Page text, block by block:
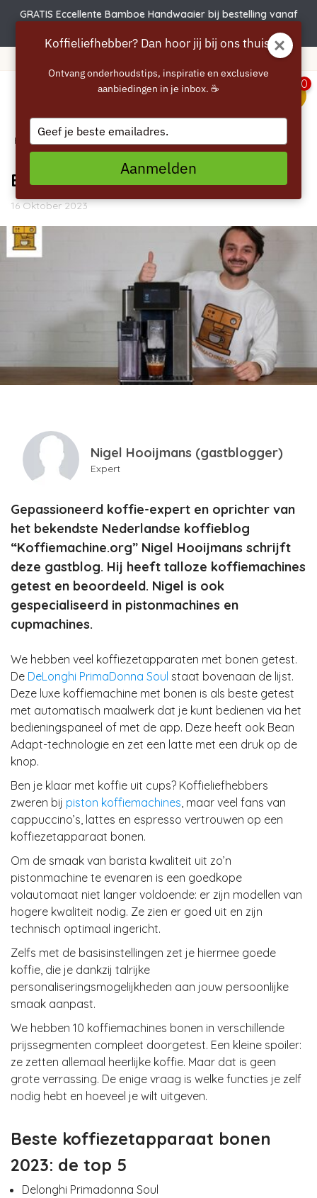
GRATIS Eccellente Bamboe Handwaaier bij bestelling vanaf
0
Home Blogs / Beste koffiezetapparaat bonen
Beste koffiezetapparaat bonen
16 Oktober 2023
Nigel Hooijmans (gastblogger)
Expert
Gepassioneerd koffie-expert en oprichter van
het bekendste Nederlandse koffieblog
“Koffiemachine.org” Nigel Hooijmans schrijft
deze gastblog. Hij heeft talloze koffiemachines
getest en beoordeeld. Nigel is ook
gespecialiseerd in pistonmachines en
cupmachines.
We hebben veel koffiezetapparaten met bonen getest.
De DeLonghi PrimaDonna Soul staat bovenaan de lijst.
Deze luxe koffiemachine met bonen is als beste getest
met automatisch maalwerk dat je kunt bedienen via het
bedieningspaneel of met de app. Deze heeft ook Bean
Adapt-technologie en zet een latte met een druk op de
knop.
Ben je klaar met koffie uit cups? Koffieliefhebbers
zweren bij piston koffiemachines, maar veel fans van
cappuccino’s, lattes en espresso vertrouwen op een
koffiezetapparaat bonen.
Om de smaak van barista kwaliteit uit zo’n
pistonmachine te evenaren is een goedkope
volautomaat niet langer voldoende: er zijn modellen van
hogere kwaliteit nodig. Ze zien er goed uit en zijn
technisch optimaal ingericht.
Zelfs met de basisinstellingen zet je hiermee goede
koffie, die je dankzij talrijke
personaliseringsmogelijkheden aan jouw persoonlijke
smaak aanpast.
We hebben 10 koffiemachines bonen in verschillende
prijssegmenten compleet doorgetest. Een kleine spoiler:
ze zetten allemaal heerlijke koffie. Maar dat is geen
grote verrassing. De enige vraag is welke functies je zelf
nodig hebt en hoeveel je wilt uitgeven.
Beste koffiezetapparaat bonen
2023: de top 5
Delonghi Primadonna Soul
Koffieliefhebber? Dan hoor jij bij ons thuis.
Ontvang onderhoudstips, inspiratie en exclusieve
aanbiedingen in je inbox. ☕
Type
your
email
Aanmelden